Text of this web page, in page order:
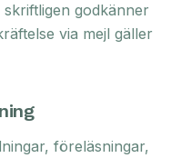
godkänner
via mejl gäller
föreläsningar,